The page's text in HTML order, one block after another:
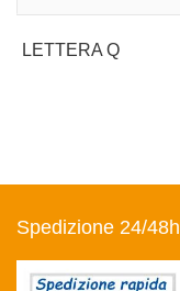
LETTERA Q
Spedizione 24/48h